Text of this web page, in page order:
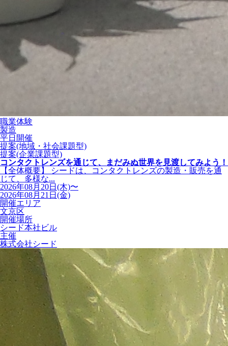
職業体験
製造
平日開催
提案(地域・社会課題型)
提案(企業課題型)
コンタクトレンズを通じて、まだみぬ世界を見渡してみよう！
【全体概要】 シードは、コンタクトレンズの製造・販売を通
じて、多様な...
2026年08月20日(木)〜
2026年08月21日(金)
開催エリア
文京区
開催場所
シード本社ビル
主催
株式会社シード